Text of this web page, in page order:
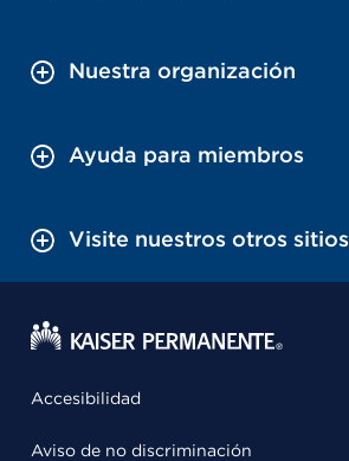
Nuestra organización
Ayuda para miembros
Visite nuestros otros sitios
Accesibilidad
Aviso de no discriminación